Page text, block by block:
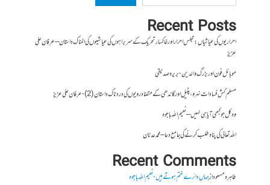
Recent Posts
احراریوں کی عیاشیاں : مجلس احرار اور خاکسار تحریک کے سربراہوں کی عیاشیوں کی المناک داستان – عرفان علی
عزیز
موبائل فون اور بزرگ والدین- بریرہ صدیقی
مسلم کش فسادات نہرو، پٹیل اور گاندھی کے متضاد رویوں کی درد ناک داستان (2)- عرفان علی عزیز
وہ کل جو کبھی آیا ہی نہیں – نعیم اللہ باجوہ
اللہ تعالیٰ کی پناہ طلب کرنے کی جامع دعا – محمد عدنان
Recent Comments
طاہرہ مسعودازجہاں دائرے ختم ہوتے ہیں- نعیم اللہ باجوہ